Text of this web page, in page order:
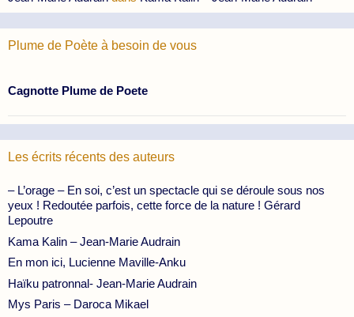
Plume de Poète à besoin de vous
Cagnotte Plume de Poete
Les écrits récents des auteurs
– L’orage – En soi, c’est un spectacle qui se déroule sous nos
yeux ! Redoutée parfois, cette force de la nature ! Gérard
Lepoutre
Kama Kalin – Jean-Marie Audrain
En mon ici, Lucienne Maville-Anku
Haïku patronnal- Jean-Marie Audrain
Mys Paris – Daroca Mikael